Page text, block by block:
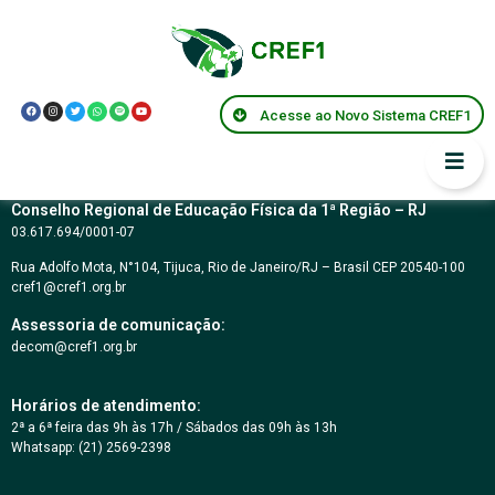
Acesse ao Novo Sistema CREF1
Andrea Teixeira
Vilela Franca
Conselho Regional de Educação Física da 1ª Região – RJ
03.617.694/0001-07
Rua Adolfo Mota, N°104, Tijuca, Rio de Janeiro/RJ – Brasil CEP 20540-100
cref1@cref1.org.br
Assessoria de comunicação:
decom@cref1.org.br
Horários de atendimento:
2ª a 6ª feira das 9h às 17h / Sábados das 09h às 13h
Whatsapp: (21) 2569-2398